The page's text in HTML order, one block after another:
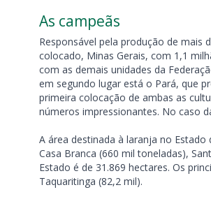
As campeãs
Responsável pela produção de mais
colocado, Minas Gerais, com 1,1
com as demais unidades da
em segundo lugar está o Pará, que
primeira colocação de ambas as
números impressionantes. No caso
A área destinada à laranja no
Casa Branca (660 mil toneladas),
Estado é de 31.869 hectares. Os
Taquaritinga (82,2 mil).